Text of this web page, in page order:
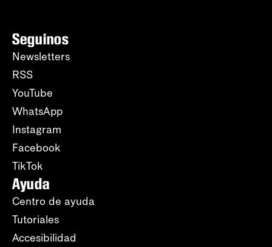
Seguinos
Newsletters
RSS
YouTube
WhatsApp
Instagram
Facebook
TikTok
Ayuda
Centro de ayuda
Tutoriales
Accesibilidad